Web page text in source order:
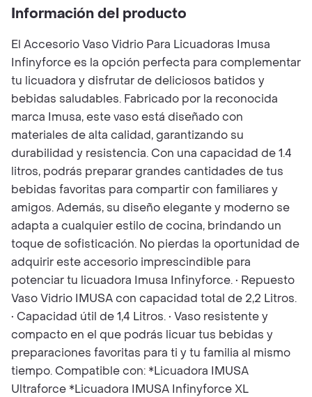
Información del producto
El Accesorio Vaso Vidrio Para Licuadoras Imusa
Infinyforce es la opción perfecta para complementar
tu licuadora y disfrutar de deliciosos batidos y
bebidas saludables. Fabricado por la reconocida
marca Imusa, este vaso está diseñado con
materiales de alta calidad, garantizando su
durabilidad y resistencia. Con una capacidad de 1.4
litros, podrás preparar grandes cantidades de tus
bebidas favoritas para compartir con familiares y
amigos. Además, su diseño elegante y moderno se
adapta a cualquier estilo de cocina, brindando un
toque de sofisticación. No pierdas la oportunidad de
adquirir este accesorio imprescindible para
potenciar tu licuadora Imusa Infinyforce. • Repuesto
Vaso Vidrio IMUSA con capacidad total de 2,2 Litros.
• Capacidad útil de 1,4 Litros. • Vaso resistente y
compacto en el que podrás licuar tus bebidas y
preparaciones favoritas para ti y tu familia al mismo
tiempo. Compatible con: *Licuadora IMUSA
Ultraforce *Licuadora IMUSA Infinyforce XL